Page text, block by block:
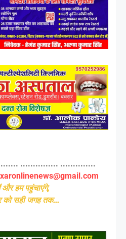
............... ..............
हम पहुंचाएंगे,
सही जगह तक...